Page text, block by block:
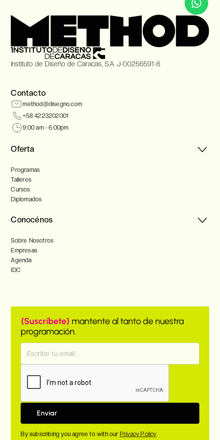
Contacto
method@disegno.com
+58 4223202001
9:00 am - 6:00pm
Oferta
Programas
Talleres
Cursos
Diplomados
Conocénos
Sobre Nosotros
Empresas
Agenda
IDC
{Suscríbete} mantente al tanto de nuestra
programación.
By subscribing you agree to with our Privacy Policy
Instituto de Diseño de Caracas, S.A. J-00256591-8